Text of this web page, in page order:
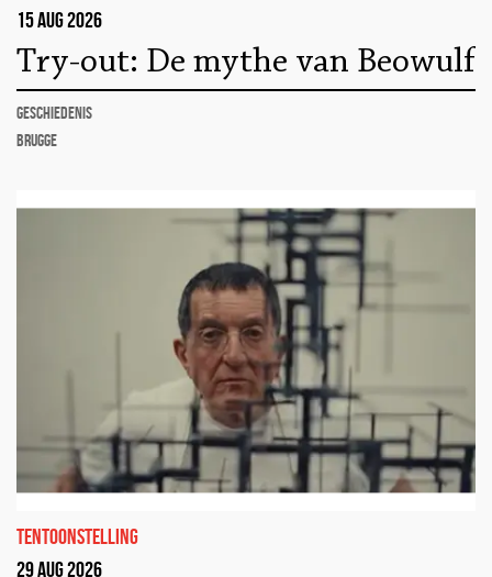
15 aug 2026
Try-out: De mythe van Beowulf
geschiedenis
Brugge
tentoonstelling
29 aug 2026